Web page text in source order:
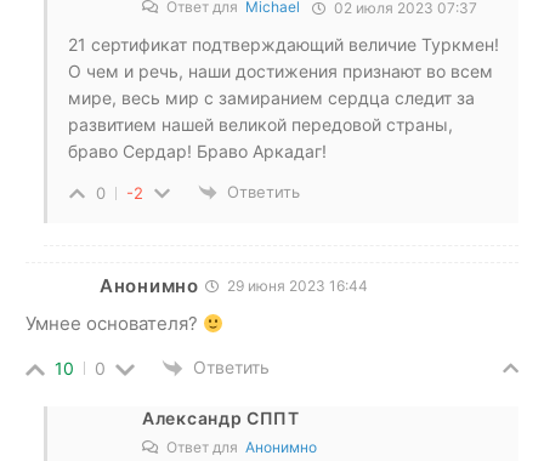
Ответ для Michael 02 июля 2023 07:37
21 сертификат подтверждающий величие Туркмен!
О чем и речь, наши достижения признают во всем
мире, весь мир с замиранием сердца следит за
развитием нашей великой передовой страны,
браво Сердар! Браво Аркадаг!
0 -2 Ответить
Анонимно 29 июня 2023 16:44
Умнее основателя?
10 0 Ответить
Александр СППТ
Ответ для Анонимно